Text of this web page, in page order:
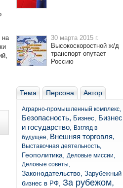
на
30 марта 2015 г.
Высокоскоростной ж/д
транспорт опутает
Россию
Тема Персона Автор
Аграрно-промышленный комплекс,
Безопасность, Бизнес, Бизнес
и государство, Взгляд в
будущее, Внешняя торговля,
Выставочная деятельность,
Геополитика,
Деловые миссии,
Деловые советы,
Законодательство, Зарубежный
бизнес в РФ, За рубежом,